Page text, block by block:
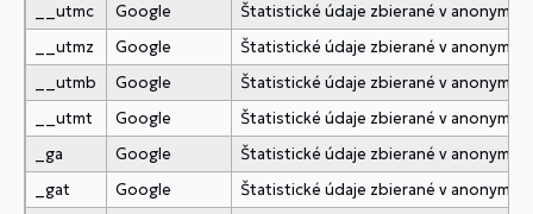
__utmc
Google
Štatistické údaje zbierané v
__utmz
Google
Štatistické údaje zbierané v
__utmb
Google
Štatistické údaje zbierané v
__utmt
Google
Štatistické údaje zbierané v
_ga
Google
Štatistické údaje zbierané v
_gat
Google
Štatistické údaje zbierané v